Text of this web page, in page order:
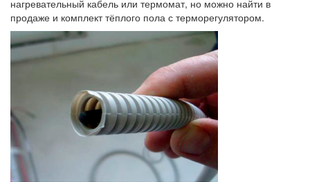
нагревательный кабель или термомат, но можно найти в
продаже и комплект тёплого пола с терморегулятором.